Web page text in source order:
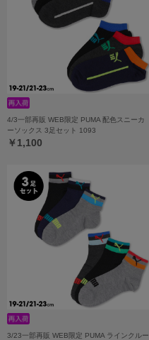
4/3一部再販 WEB限定 PUMA 配色スニーカ
ーソックス 3足セット 1093
￥1,100
3/23一部再販 WEB限定 PUMA ラインクルー